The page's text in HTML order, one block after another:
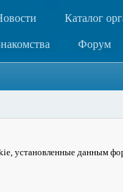
Каталог
Форум
установленные данным